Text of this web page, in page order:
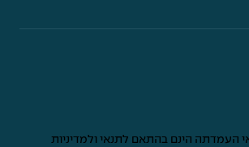
העמדתה הינם בהתאם לתנאי ולמדיניות